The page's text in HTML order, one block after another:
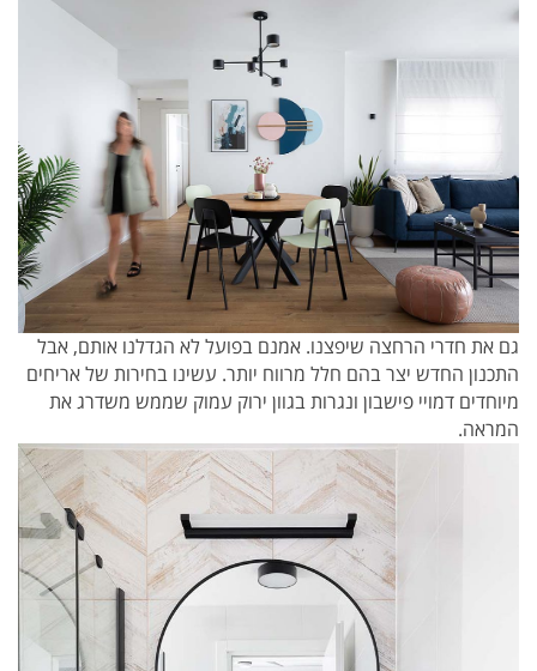
גם את חדרי הרחצה שיפצנו. אמנם בפועל לא הגדלנו אותם, אבל
התכנון החדש יצר בהם חלל מרווח יותר. עשינו בחירות של אריחים
מיוחדים דמויי פישבון ונגרות בגוון ירוק עמוק שממש משדרג את
המראה.